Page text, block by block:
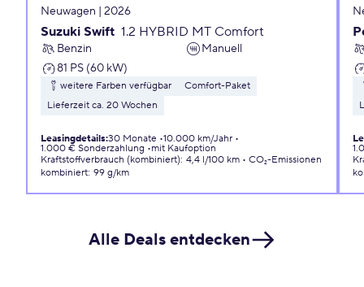
Neuwagen | 2026
Suzuki Swift 1.2 HYBRID MT Comfort
Benzin
Manuell
81 PS (60 kW)
weitere Farben verfügbar
Comfort-Paket
Lieferzeit ca. 20 Wochen
Leasingdetails:30 Monate 10.000 km/Jahr
1.000 € Sonderzahlung
mit Kaufoption
Kraftstoffverbrauch (kombiniert): 4,4 l/100 km
CO₂-Emissionen
kombiniert: 99 g/km
Alle Deals entdecken